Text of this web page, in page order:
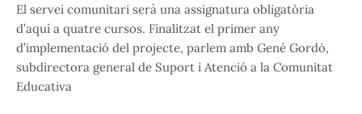
El servei comunitari serà una assignatura obligatòria
d’aquí a quatre cursos. Finalitzat el primer any
d’implementació del projecte, parlem amb Gené Gordó,
subdirectora general de Suport i Atenció a la Comunitat
Educativa